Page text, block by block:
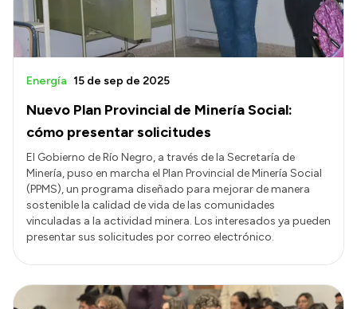
Nuevo Plan Provincial de Minería Social:
cómo presentar solicitudes
Energía 15 de sep de 2025
El Gobierno de Río Negro, a través de la Secretaría de
Minería, puso en marcha el Plan Provincial de Minería Social
(PPMS), un programa diseñado para mejorar de manera
sostenible la calidad de vida de las comunidades
vinculadas a la actividad minera. Los interesados ya pueden
presentar sus solicitudes por correo electrónico.